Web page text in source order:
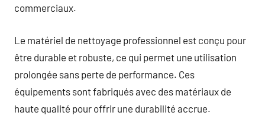
commerciaux.
Le matériel de nettoyage professionnel est conçu pour
être durable et robuste, ce qui permet une utilisation
prolongée sans perte de performance. Ces
équipements sont fabriqués avec des matériaux de
haute qualité pour offrir une durabilité accrue.